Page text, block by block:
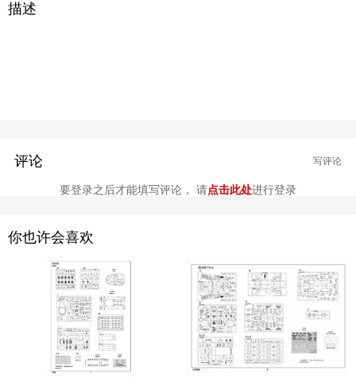
描述
评论 写评论
要登录之后才能填写评论， 请点击此处进行登录
你也许会喜欢